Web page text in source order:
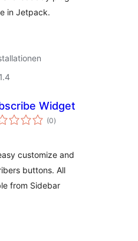
in Jetpack.
Widget
(0Bewertungen
insgesamt
)
customize and
buttons. All
from Sidebar